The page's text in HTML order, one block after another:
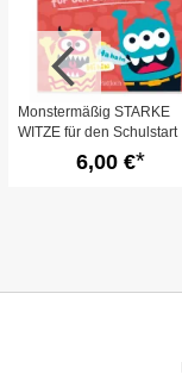
Monstermäßig STARKE
WITZE für den Schulstart
6,00 €